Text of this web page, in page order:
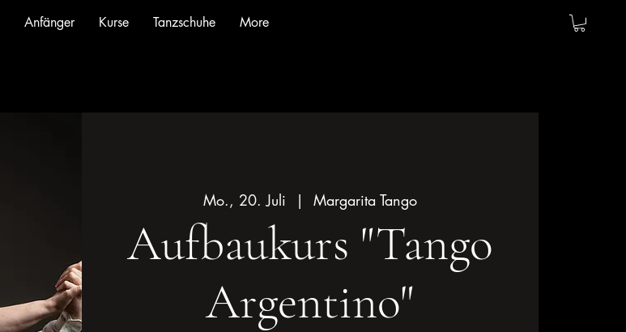
Anfänger Kurse Tanzschuhe More
Mo., 20. Juli
  |
Margarita Tango
Aufbaukurs "Tango
Argentino"